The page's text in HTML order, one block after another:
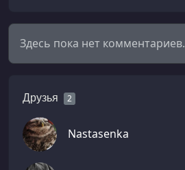
Здесь пока нет комментариев.
Друзья 2
Nastasenka